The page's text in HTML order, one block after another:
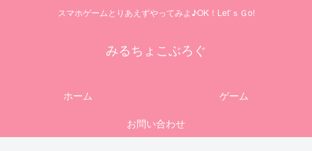
スマホゲームとりあえずやってみよ♪OK！Let’ｓＧo!
みるちょこぶろぐ
ホーム
ゲーム
お問い合わせ